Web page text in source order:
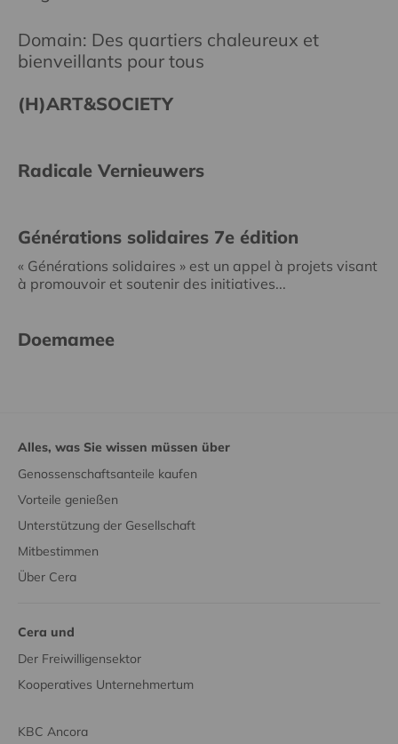
Domain: Des quartiers chaleureux et
bienveillants pour tous
(H)ART&SOCIETY
Radicale Vernieuwers
Générations solidaires 7e édition
« Générations solidaires » est un appel à projets visant
à promouvoir et soutenir des initiatives...
Doemamee
Alles, was Sie wissen müssen über
Genossenschaftsanteile kaufen
Vorteile genießen
Unterstützung der Gesellschaft
Mitbestimmen
Über Cera
Cera und
Der Freiwilligensektor
Kooperatives Unternehmertum
KBC Ancora